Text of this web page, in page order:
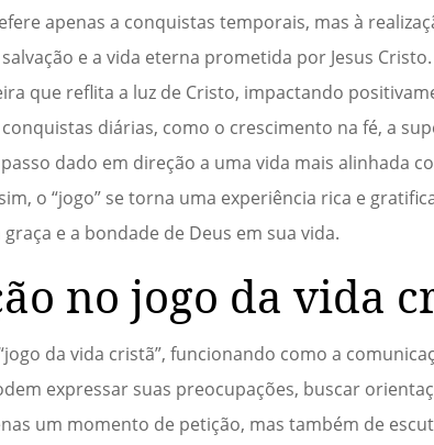
apenas a conquistas temporais, mas à
e a vida eterna prometida por Jesus
que reflita a luz de Cristo, impactando
diárias, como o crescimento na fé, a
dado em direção a uma vida mais alinhada
o “jogo” se torna uma experiência rica e
e a bondade de Deus em sua vida.
no jogo da vida
da vida cristã”, funcionando como a
expressar suas preocupações, buscar
um momento de petição, mas também de